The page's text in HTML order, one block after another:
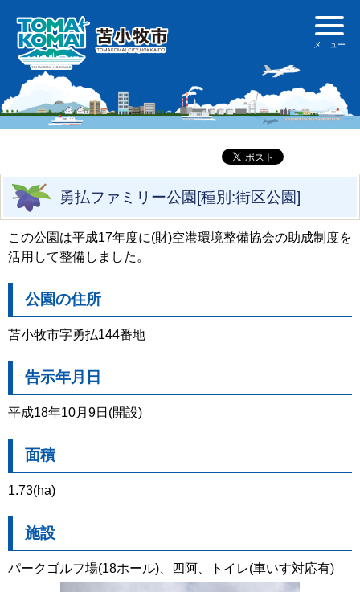
勇払ファミリー公園[種別:街区公園]
この公園は平成17年度に(財)空港環境整備協会の助成制度を
活用して整備しました。
公園の住所
苫小牧市字勇払144番地
告示年月日
平成18年10月9日(開設)
面積
1.73(ha)
施設
パークゴルフ場(18ホール)、四阿、トイレ(車いす対応有)